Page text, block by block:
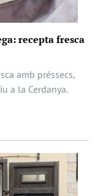
recepta fresca
amb préssecs,
a la Cerdanya.